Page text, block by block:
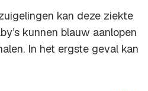
kan deze ziekte
kunnen blauw aanlopen
In het ergste geval kan